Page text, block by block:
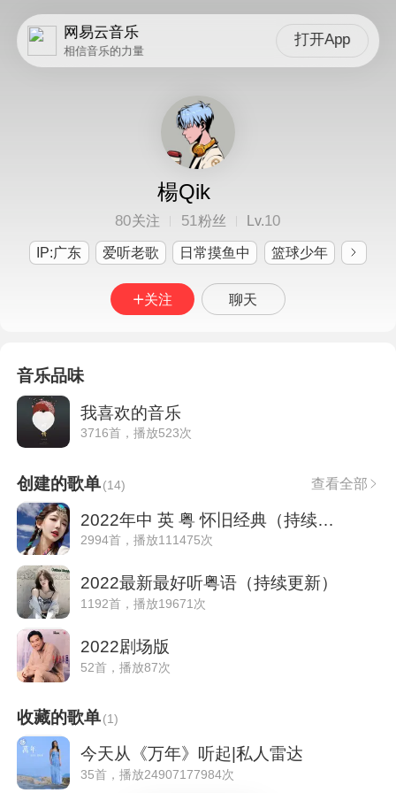
网易云音乐
相信音乐的力量
打开App
楊Qik
80关注 51粉丝 Lv.10
IP:广东 爱听老歌 日常摸鱼中 篮球少年
关注 聊天
音乐品味
我喜欢的音乐
3716首，播放523次
创建的歌单(14) 查看全部
2022年中 英 粤 怀旧经典（持续更新）
2994首，播放111475次
2022最新最好听粤语（持续更新）
1192首，播放19671次
2022剧场版
52首，播放87次
收藏的歌单(1)
今天从《万年》听起|私人雷达
35首，播放24907177984次